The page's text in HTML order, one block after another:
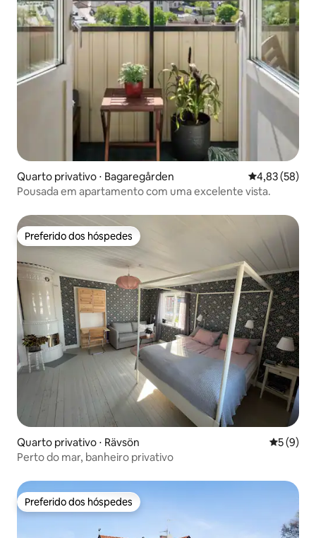
Quarto privativo ⋅ Bagaregården 4,83 de uma
4,83 (58)
Pousada em apartamento com uma excelente vista.
Preferido dos hóspedes
Preferido dos hóspedes
Quarto privativo ⋅ Rävsön 5 de
5 (9)
Perto do mar, banheiro privativo
Preferido dos hóspedes
Preferido dos hóspedes